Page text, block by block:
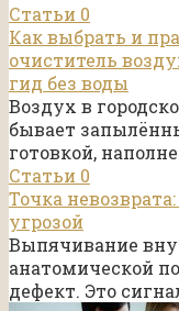
Статьи 0
Как выбрать и
очиститель
гид без воды
Воздух в
бывает
готовкой,
Статьи 0
Точка
угрозой
Выпячивание
анатомической
дефект. Это